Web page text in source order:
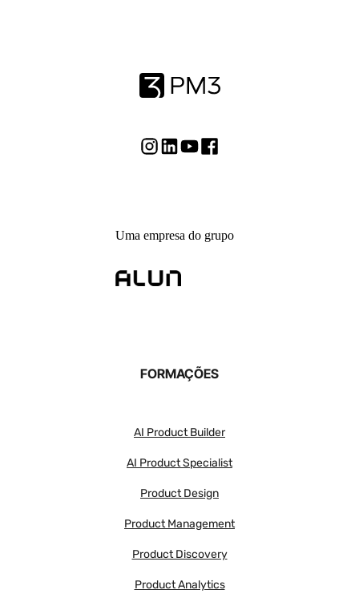
Uma empresa do grupo
FORMAÇÕES
AI Product Builder
AI Product Specialist
Product Design
Product Management
Product Discovery
Product Analytics